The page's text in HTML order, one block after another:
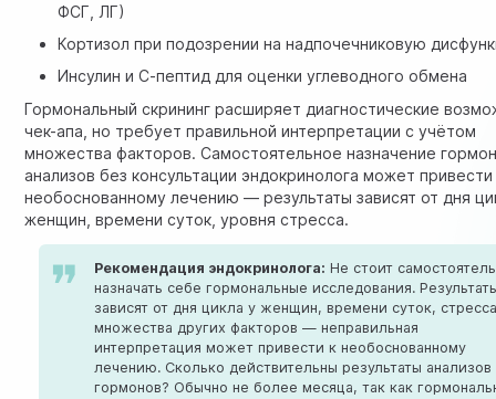
ФСГ, ЛГ)
Кортизол при подозрении на надпочечниковую
Инсулин и С-пептид для оценки углеводного обмена
Гормональный скрининг расширяет диагностические
чек-апа, но требует правильной интерпретации с учётом
множества факторов. Самостоятельное назначение
анализов без консультации эндокринолога может привести
необоснованному лечению — результаты зависят от дня
женщин, времени суток, уровня стресса.
Рекомендация эндокринолога: Не стоит
назначать себе гормональные исследования.
зависят от дня цикла у женщин, времени суток,
множества других факторов — неправильная
интерпретация может привести к необоснованному
лечению. Сколько действительны результаты анализов
гормонов? Обычно не более месяца, так как